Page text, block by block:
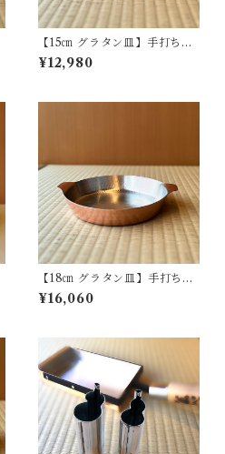
【15㎝ グラタン皿】手打ち銅
製
¥12,980
【18㎝ グラタン皿】手打ち銅
製
¥16,060